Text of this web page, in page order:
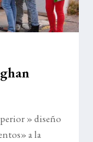
» diseño
a la